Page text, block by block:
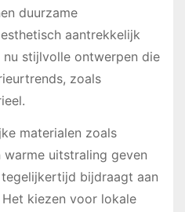
duurzame
aantrekkelijk
nu stijlvolle ontwerpen die
zoals
materialen zoals
uitstraling geven
bijdraagt aan
kiezen voor lokale